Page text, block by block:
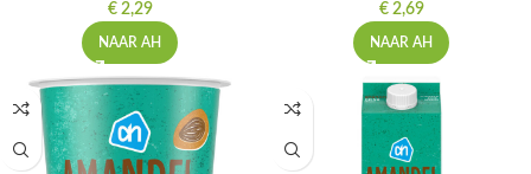
€2,29
NAAR AH
€2,69
NAAR AH